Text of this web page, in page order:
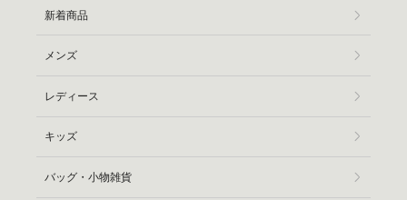
新着商品
メンズ
レディース
キッズ
バッグ・小物雑貨